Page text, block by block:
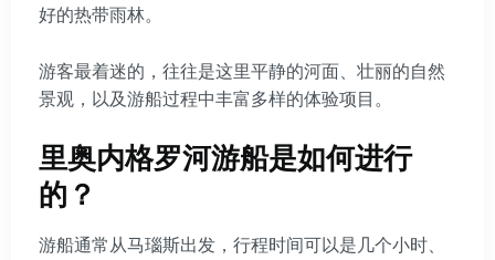
好的热带雨林。
游客最着迷的，往往是这里平静的河面、壮丽的自然
景观，以及游船过程中丰富多样的体验项目。
里奥内格罗河游船是如何进行
的？
游船通常从马瑙斯出发，行程时间可以是几个小时、